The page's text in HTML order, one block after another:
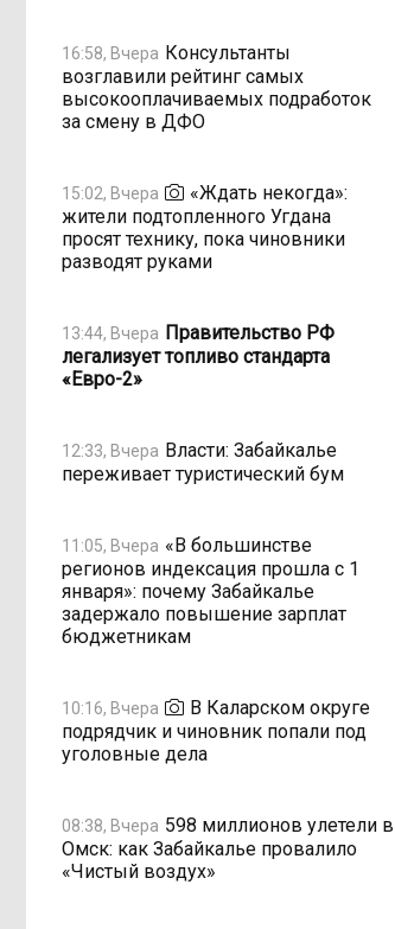
16:58, Вчера Консультанты
возглавили рейтинг самых
высокооплачиваемых подработок
за смену в ДФО
15:02, Вчера
«Ждать некогда»:
жители подтопленного Угдана
просят технику, пока чиновники
разводят руками
13:44, Вчера Правительство РФ
легализует топливо стандарта
«Евро-2»
12:33, Вчера Власти: Забайкалье
переживает туристический бум
11:05, Вчера «В большинстве
регионов индексация прошла с 1
января»: почему Забайкалье
задержало повышение зарплат
бюджетникам
10:16, Вчера
В Каларском округе
подрядчик и чиновник попали под
уголовные дела
08:38, Вчера 598 миллионов улетели в
Омск: как Забайкалье провалило
«Чистый воздух»